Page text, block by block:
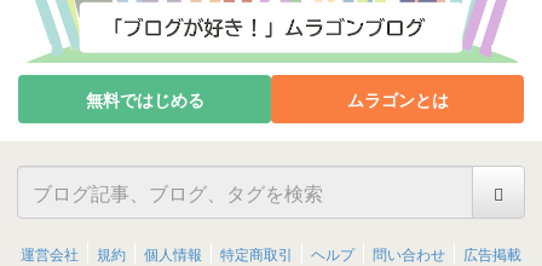
無料ではじめる ムラゴンとは
運営会社 規約 個人情報 特定商取引 ヘルプ 問い合わせ 広告掲載